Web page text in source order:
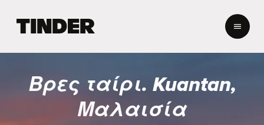
ή
ε
Βρες ταίρι. Kuantan,
Μαλαισία